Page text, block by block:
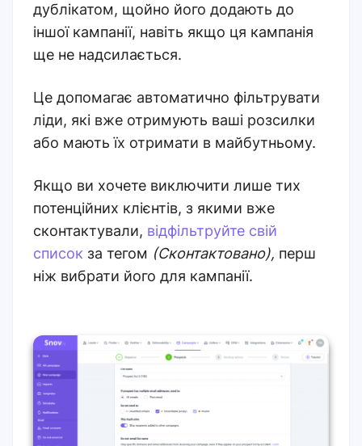
дублікатом, щойно його додають до
іншої кампанії, навіть якщо ця кампанія
ще не надсилається.
Це допомагає автоматично фільтрувати
ліди, які вже отримують ваші розсилки
або мають їх отримати в майбутньому.
Якщо ви хочете виключити лише тих
потенційних клієнтів, з якими вже
сконтактували, відфільтруйте свій
список за тегом (Сконтактовано), перш
ніж вибрати його для кампанії.